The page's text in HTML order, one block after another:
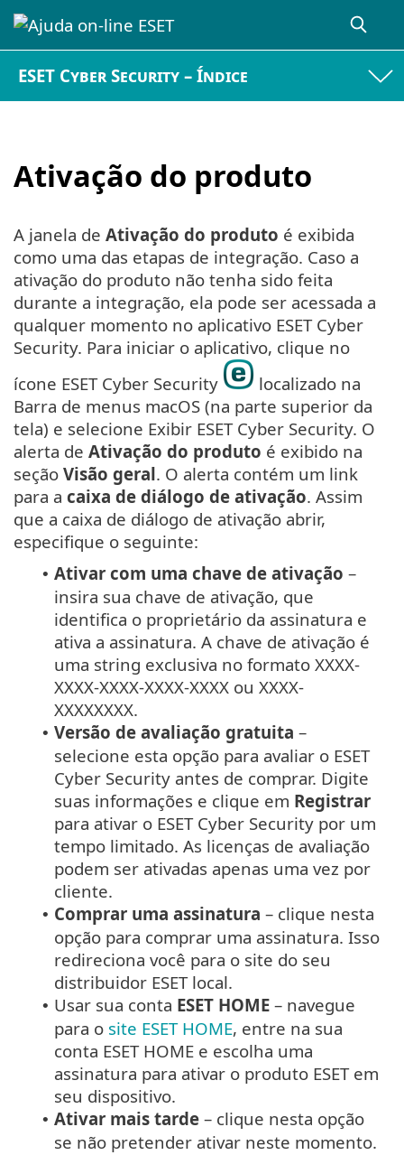
ESET Cyber Security – Índice
Ativação do produto
A janela de Ativação do produto é exibida
como uma das etapas de integração. Caso a
ativação do produto não tenha sido feita
durante a integração, ela pode ser acessada a
qualquer momento no aplicativo ESET Cyber
Security. Para iniciar o aplicativo, clique no
ícone ESET Cyber Security
localizado na
Barra de menus macOS (na parte superior da
tela) e selecione Exibir ESET Cyber Security. O
alerta de Ativação do produto é exibido na
seção Visão geral. O alerta contém um link
para a caixa de diálogo de ativação. Assim
que a caixa de diálogo de ativação abrir,
especifique o seguinte:
• Ativar com uma chave de ativação –
insira sua chave de ativação, que
identifica o proprietário da assinatura e
ativa a assinatura. A chave de ativação é
uma string exclusiva no formato XXXX-
XXXX-XXXX-XXXX-XXXX ou XXXX-
XXXXXXXX.
• Versão de avaliação gratuita –
selecione esta opção para avaliar o ESET
Cyber Security antes de comprar. Digite
suas informações e clique em Registrar
para ativar o ESET Cyber Security por um
tempo limitado. As licenças de avaliação
podem ser ativadas apenas uma vez por
cliente.
• Comprar uma assinatura – clique nesta
opção para comprar uma assinatura. Isso
redireciona você para o site do seu
distribuidor ESET local.
• Usar sua conta ESET HOME – navegue
para o site ESET HOME, entre na sua
conta ESET HOME e escolha uma
assinatura para ativar o produto ESET em
seu dispositivo.
• Ativar mais tarde – clique nesta opção
se não pretender ativar neste momento.